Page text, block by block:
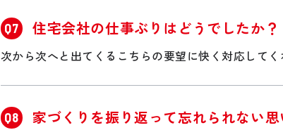
Q7 住宅会社の仕事ぶりはどうでしたか？
次から次へと出てくるこちらの要望に快く対応してく
Q8 家づくりを振り返って忘れられない